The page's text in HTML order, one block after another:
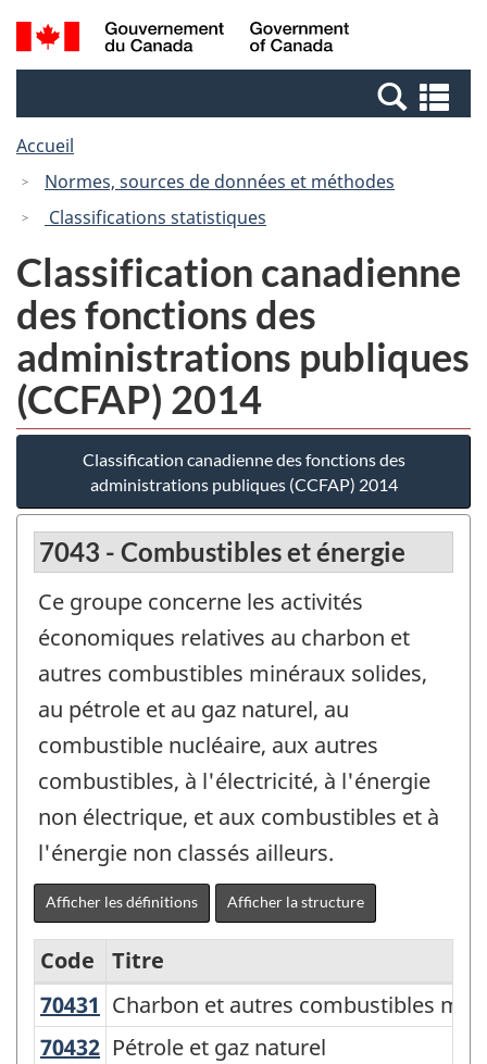
Passer
au
Passer
à
Canada
Recherche
et
et
Accueil
Normes, sources de données et méthodes
Classifications statistiques
Classification canadienne
des fonctions des
administrations publiques
(CCFAP) 2014
Classification canadienne des fonctions des
administrations publiques (CCFAP) 2014
7043 - Combustibles et énergie
Ce groupe concerne les activités
économiques relatives au charbon et
autres combustibles minéraux solides,
au pétrole et au gaz naturel, au
combustible nucléaire, aux autres
combustibles, à l'électricité, à l'énergie
non électrique, et aux combustibles et à
l'énergie non classés ailleurs.
Afficher les définitions Afficher la structure
Classification
canadienne
Code
Titre
70431 Charbon et autres combustibles
Charbon et autres combustibles
70432 Pétrole et gaz naturel
Pétrole et gaz naturel